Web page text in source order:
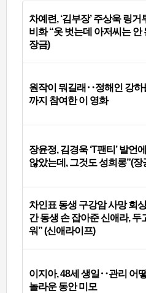
차예련, ‘김부장’ 주상욱 링거
비화 “옷 벗는데 아저씨는 안
장금)
원작이 뭐길래‥정해인 강하
까지 참여한 이 영화
장윤정, 김경욱 ‘T팬티’ 발언
않았는데, 그것도 성희롱”(장
차인표 동생 구강암 사망 회
간 동생 손 잡아준 신애라, 두
워” (신애라이프)
이지아, 48세 생일‥관리 어
놀라운 동안 미모